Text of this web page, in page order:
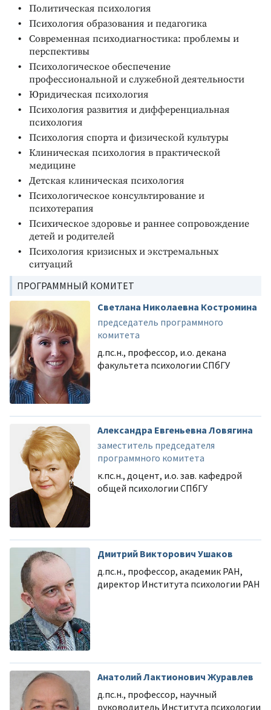
Политическая психология
Психология образования и педагогика
Современная психодиагностика: проблемы и
перспективы
Психологическое обеспечение
профессиональной и служебной деятельности
Юридическая психология
Психология развития и дифференциальная
психология
Психология спорта и физической культуры
Клиническая психология в практической
медицине
Детская клиническая психология
Психологическое консультирование и
психотерапия
Психическое здоровье и раннее сопровождение
детей и родителей
Психология кризисных и экстремальных
ситуаций
ПРОГРАММНЫЙ КОМИТЕТ
Светлана Николаевна Костромина
председатель программного
комитета
д.пс.н., профессор, и.о. декана
факультета психологии СПбГУ
Александра Евгеньевна Ловягина
заместитель председателя
программного комитета
к.пс.н., доцент, и.о. зав. кафедрой
общей психологии СПбГУ
Дмитрий Викторович Ушаков
д.пс.н., профессор, академик РАН,
директор Института психологии РАН
Анатолий Лактионович Журавлев
д.пс.н., профессор, научный
руководитель Института психологии